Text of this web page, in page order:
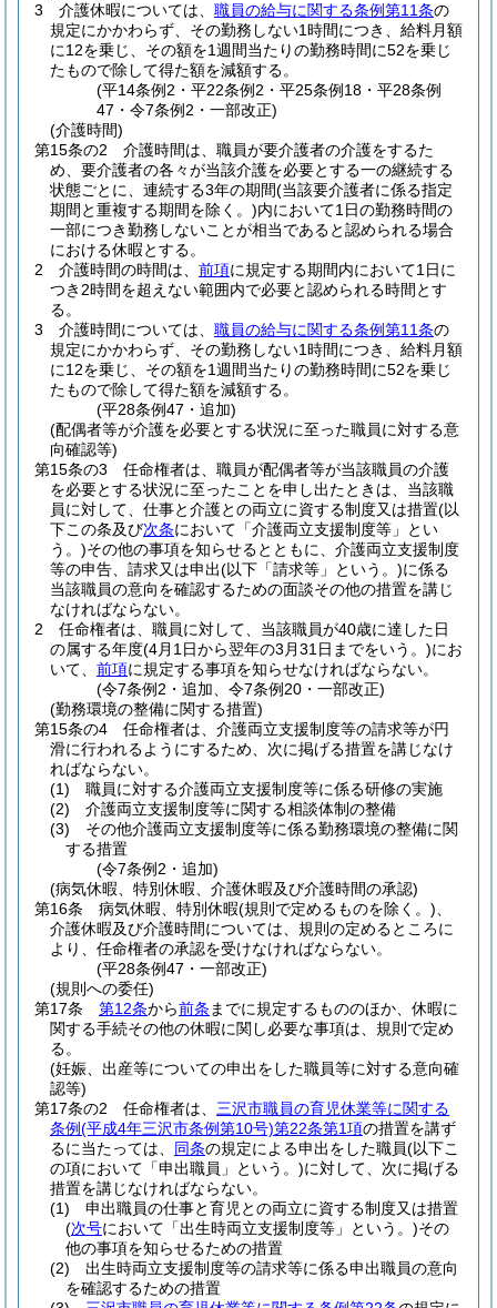
3
介護休暇については、 職員の給与に関する条例第11条の
規定にかかわらず、その勤務しない1時間につき、給料月額
に12を乗じ、その額を1週間当たりの勤務時間に52を乗じ
たもので除して得た額を減額する。
(平14条例2・平22条例2・平25条例18・平28条例
47・令7条例2・一部改正)
(介護時間)
第15条の2
介護時間は、職員が要介護者の介護をするた
め、要介護者の各々が当該介護を必要とする一の継続する
状態ごとに、連続する3年の期間(当該要介護者に係る指定
期間と重複する期間を除く。)内において1日の勤務時間の
一部につき勤務しないことが相当であると認められる場合
における休暇とする。
2
介護時間の時間は、 前項に規定する期間内において1日に
つき2時間を超えない範囲内で必要と認められる時間とす
る。
3
介護時間については、 職員の給与に関する条例第11条の
規定にかかわらず、その勤務しない1時間につき、給料月額
に12を乗じ、その額を1週間当たりの勤務時間に52を乗じ
たもので除して得た額を減額する。
(平28条例47・追加)
(配偶者等が介護を必要とする状況に至った職員に対する意
向確認等)
第15条の3
任命権者は、職員が配偶者等が当該職員の介護
を必要とする状況に至ったことを申し出たときは、当該職
員に対して、仕事と介護との両立に資する制度又は措置(以
下この条及び次条において「介護両立支援制度等」とい
う。)その他の事項を知らせるとともに、介護両立支援制度
等の申告、請求又は申出(以下「請求等」という。)に係る
当該職員の意向を確認するための面談その他の措置を講じ
なければならない。
2
任命権者は、職員に対して、当該職員が40歳に達した日
の属する年度(4月1日から翌年の3月31日までをいう。)にお
いて、 前項に規定する事項を知らせなければならない。
(令7条例2・追加、令7条例20・一部改正)
(勤務環境の整備に関する措置)
第15条の4
任命権者は、介護両立支援制度等の請求等が円
滑に行われるようにするため、次に掲げる措置を講じなけ
ればならない。
(1)
職員に対する介護両立支援制度等に係る研修の実施
(2)
介護両立支援制度等に関する相談体制の整備
(3)
その他介護両立支援制度等に係る勤務環境の整備に関
する措置
(令7条例2・追加)
(病気休暇、特別休暇、介護休暇及び介護時間の承認)
第16条
病気休暇、特別休暇(規則で定めるものを除く。)
介護休暇及び介護時間については、規則の定めるところに
より、任命権者の承認を受けなければならない。
(平28条例47・一部改正)
(規則への委任)
第17条
第12条から前条 までに規定するもののほか、休暇に
関する手続その他の休暇に関し必要な事項は、規則で定め
る。
(妊娠、出産等についての申出をした職員等に対する意向確
認等)
第17条の2
任命権者は、 三沢市職員の育児休業等に関する
条例(平成4年三沢市条例第10号)第22条第1項の措置を講ず
るに当たっては、 同条の規定による申出をした職員(以下こ
の項において「申出職員」という。)に対して、次に掲げる
措置を講じなければならない。
(1)
申出職員の仕事と育児との両立に資する制度又は措置
(次号において「出生時両立支援制度等」という。)その
他の事項を知らせるための措置
(2)
出生時両立支援制度等の請求等に係る申出職員の意向
を確認するための措置